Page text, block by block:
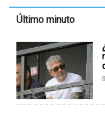
Último minuto